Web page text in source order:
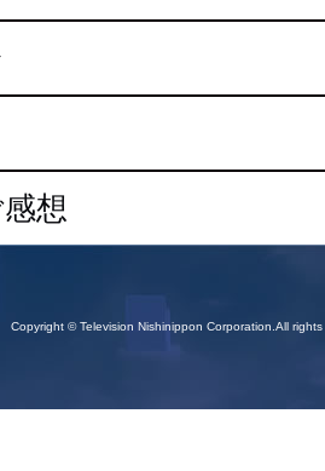
想
Copyright © Television Nishinippon Corporation.All